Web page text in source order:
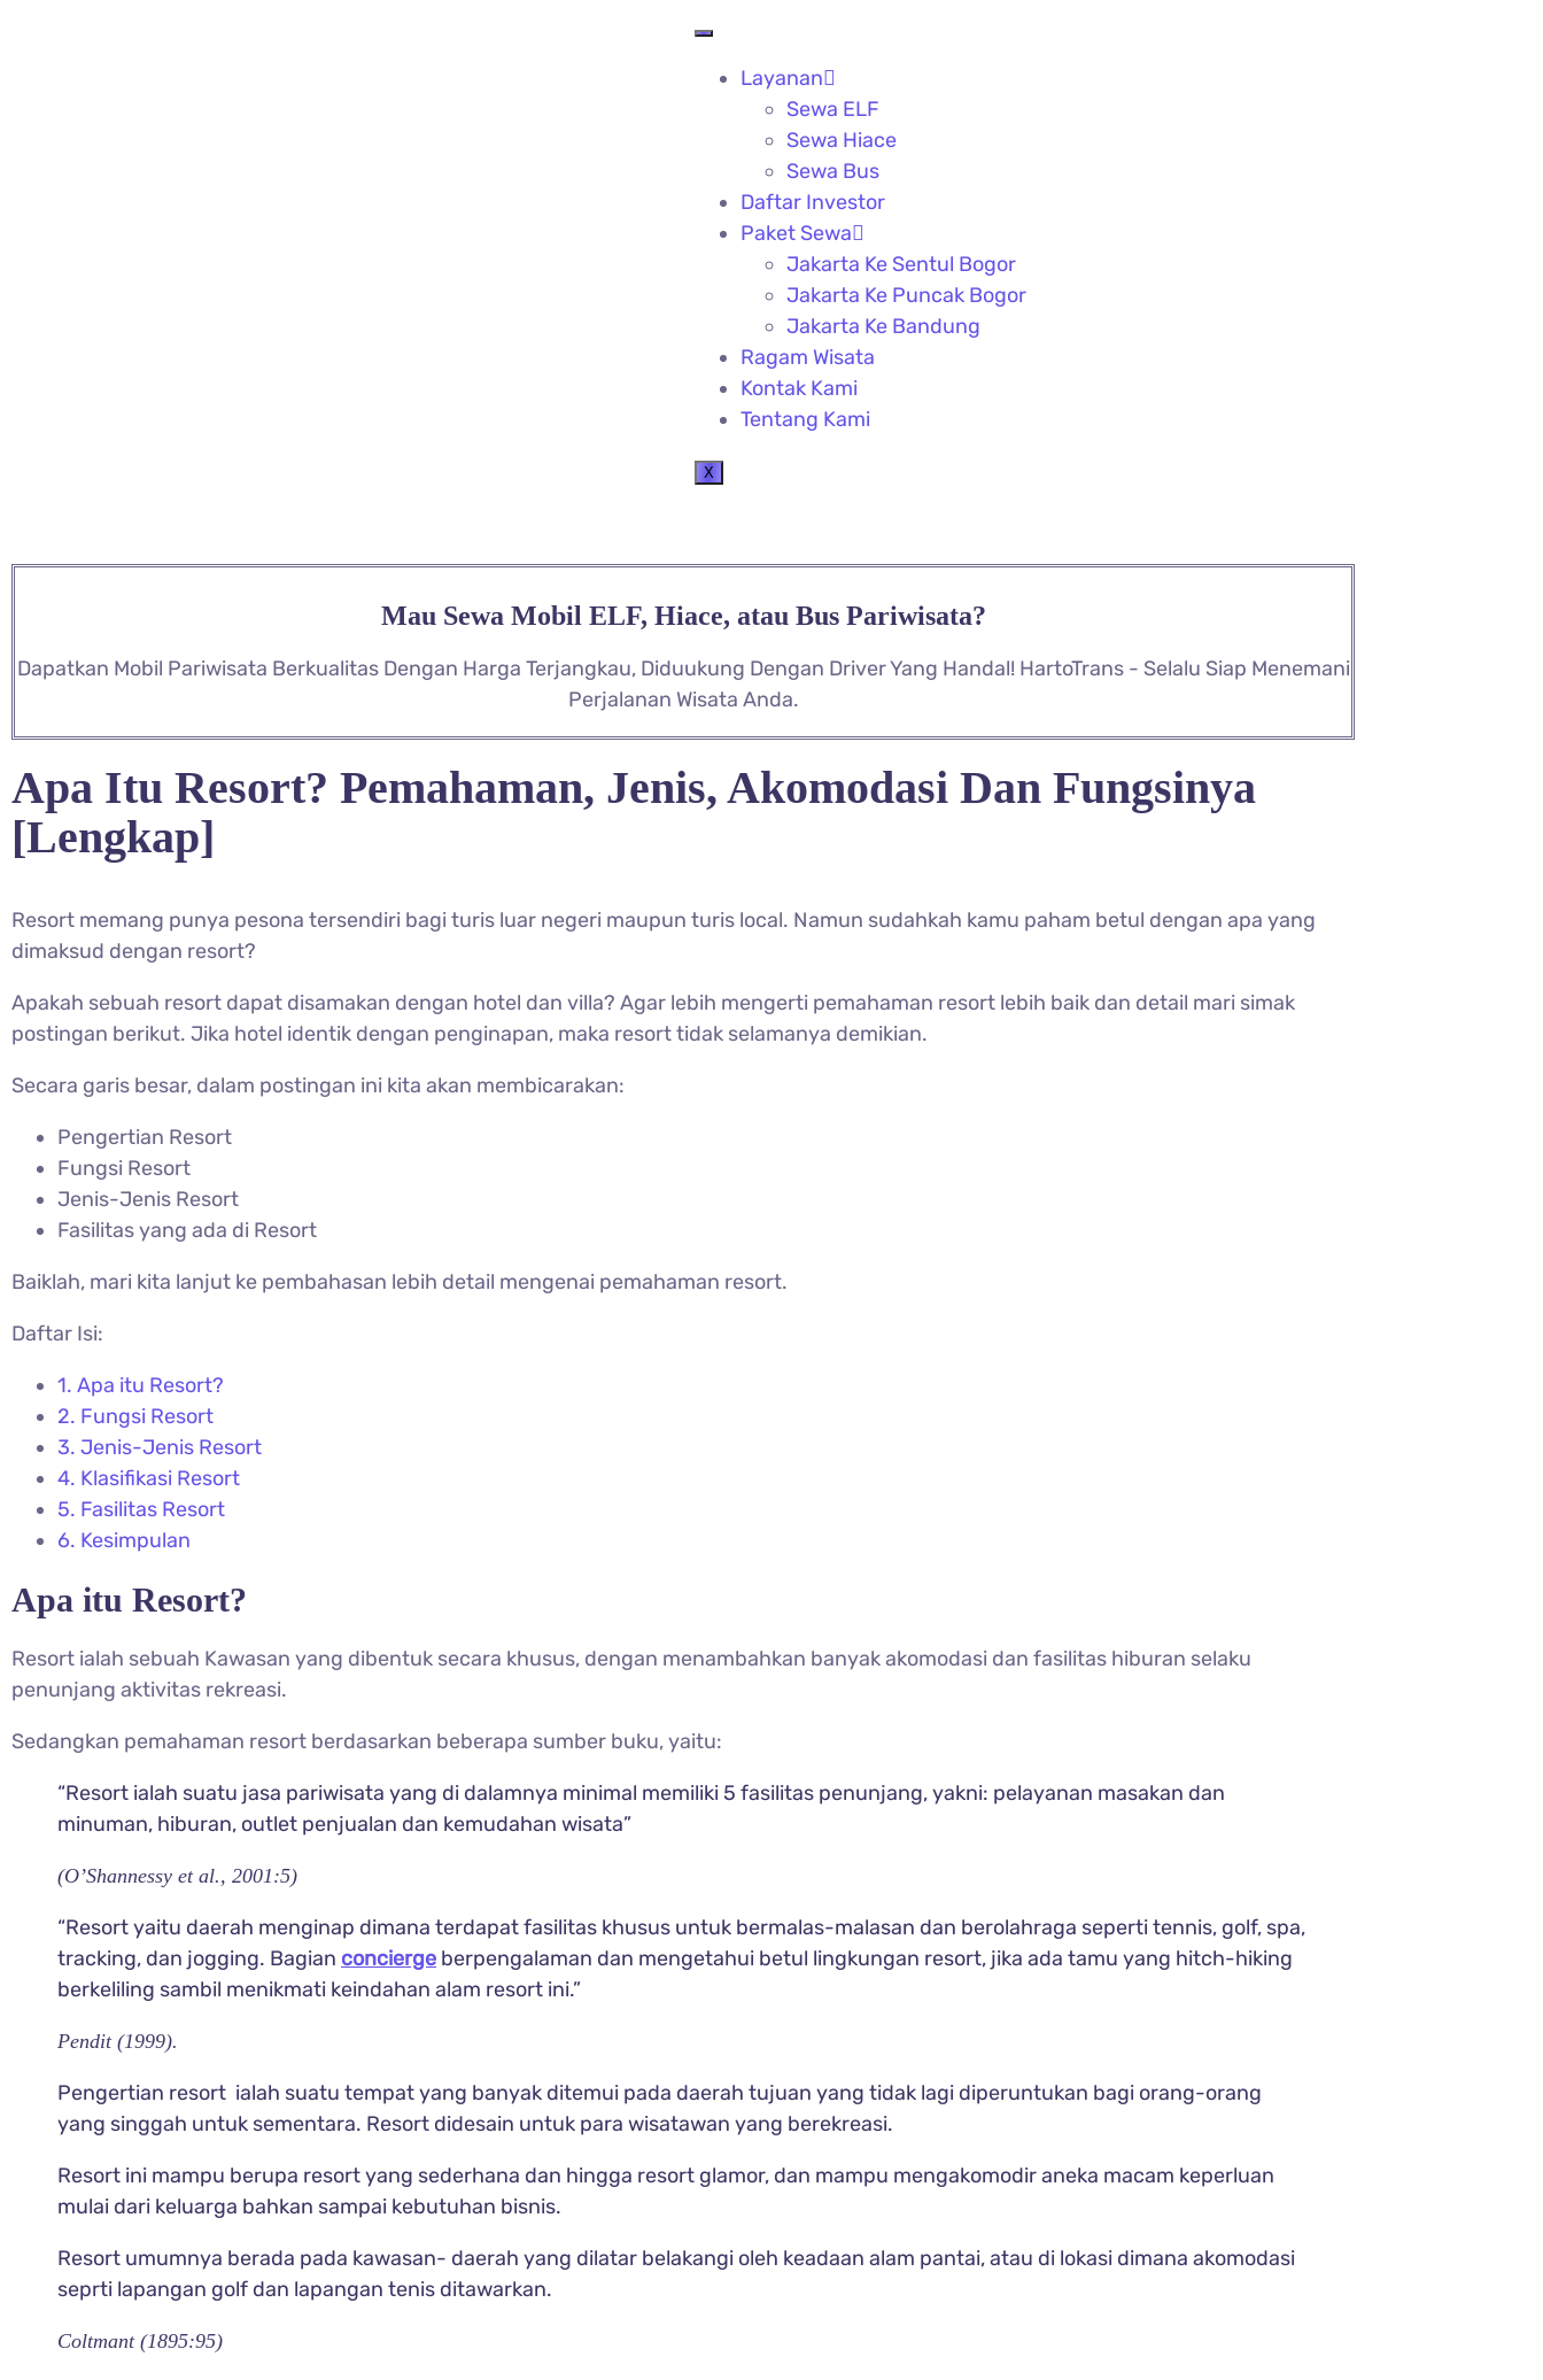
Layanan
Sewa ELF
Sewa Hiace
Sewa Bus
Daftar Investor
Paket Sewa
Jakarta Ke Sentul Bogor
Jakarta Ke Puncak Bogor
Jakarta Ke Bandung
Ragam Wisata
Kontak Kami
Tentang Kami
X
Mau Sewa Mobil ELF, Hiace, atau Bus Pariwisata?
Dapatkan Mobil Pariwisata Berkualitas Dengan Harga Terjangkau, Diduukung Dengan Driver Yang Handal! HartoTrans - Selalu Siap Menemani
Perjalanan Wisata Anda.
Apa Itu Resort? Pemahaman, Jenis, Akomodasi Dan Fungsinya
[Lengkap]
Resort memang punya pesona tersendiri bagi turis luar negeri maupun turis local. Namun sudahkah kamu paham betul dengan apa yang
dimaksud dengan resort?
Apakah sebuah resort dapat disamakan dengan hotel dan villa? Agar lebih mengerti pemahaman resort lebih baik dan detail mari simak
postingan berikut. Jika hotel identik dengan penginapan, maka resort tidak selamanya demikian.
Secara garis besar, dalam postingan ini kita akan membicarakan:
Pengertian Resort
Fungsi Resort
Jenis-Jenis Resort
Fasilitas yang ada di Resort
Baiklah, mari kita lanjut ke pembahasan lebih detail mengenai pemahaman resort.
Daftar Isi:
1. Apa itu Resort?
2. Fungsi Resort
3. Jenis-Jenis Resort
4. Klasifikasi Resort
5. Fasilitas Resort
6. Kesimpulan
Apa itu Resort?
Resort ialah sebuah Kawasan yang dibentuk secara khusus, dengan menambahkan banyak akomodasi dan fasilitas hiburan selaku
penunjang aktivitas rekreasi.
Sedangkan pemahaman resort berdasarkan beberapa sumber buku, yaitu:
“Resort ialah suatu jasa pariwisata yang di dalamnya minimal memiliki 5 fasilitas penunjang, yakni: pelayanan masakan dan
minuman, hiburan, outlet penjualan dan kemudahan wisata”
(O’Shannessy et al., 2001:5)
“Resort yaitu daerah menginap dimana terdapat fasilitas khusus untuk bermalas-malasan dan berolahraga seperti tennis, golf, spa,
tracking, dan jogging. Bagian concierge berpengalaman dan mengetahui betul lingkungan resort, jika ada tamu yang hitch-hiking
berkeliling sambil menikmati keindahan alam resort ini.”
Pendit (1999).
Pengertian resort ialah suatu tempat yang banyak ditemui pada daerah tujuan yang tidak lagi diperuntukan bagi orang-orang
yang singgah untuk sementara. Resort didesain untuk para wisatawan yang berekreasi.
Resort ini mampu berupa resort yang sederhana dan hingga resort glamor, dan mampu mengakomodir aneka macam keperluan
mulai dari keluarga bahkan sampai kebutuhan bisnis.
Resort umumnya berada pada kawasan- daerah yang dilatar belakangi oleh keadaan alam pantai, atau di lokasi dimana akomodasi
seprti lapangan golf dan lapangan tenis ditawarkan.
Coltmant (1895:95)